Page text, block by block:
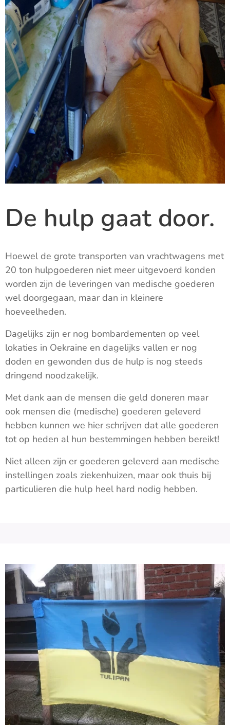
De hulp gaat door.
Hoewel de grote transporten van vrachtwagens met
20 ton hulpgoederen niet meer uitgevoerd konden
worden zijn de leveringen van medische goederen
wel doorgegaan, maar dan in kleinere
hoeveelheden.
Dagelijks zijn er nog bombardementen op veel
lokaties in Oekraine en dagelijks vallen er nog
doden en gewonden dus de hulp is nog steeds
dringend noodzakelijk.
Met dank aan de mensen die geld doneren maar
ook mensen die (medische) goederen geleverd
hebben kunnen we hier schrijven dat alle goederen
tot op heden al hun bestemmingen hebben bereikt!
Niet alleen zijn er goederen geleverd aan medische
instellingen zoals ziekenhuizen, maar ook thuis bij
particulieren die hulp heel hard nodig hebben.